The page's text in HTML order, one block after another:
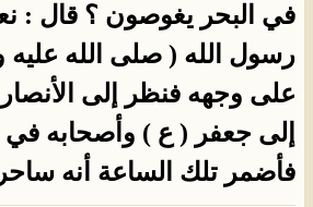
في البحر يغوصون ؟ قال :
رسول الله ( صلى الله عليه
على وجهه فنظر إلى
إلى جعفر ( ع ) وأصحابه في
فأضمر تلك الساعة أنه ساحر